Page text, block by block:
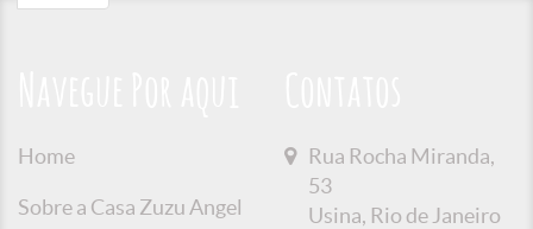
Home
Sobre a Casa Zuzu Angel
Rua Rocha Miranda,
53
Usina, Rio de Janeiro